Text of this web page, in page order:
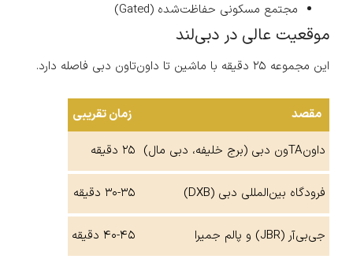
مجتمع مسکونی حفاظت‌شده (Gated)
موقعیت عالی در دبی‌لند
این مجموعه ۲۵ دقیقه با ماشین تا داون‌تاون دبی فاصله دارد.
مقصد
زمان تقریبی
داون‌TAون دبی (برج خلیفه، دبی مال)
۲۵ دقیقه
فرودگاه بین‌المللی دبی (DXB) ۳۰-۳۵ دقیقه
جی‌بی‌آر (JBR) و پالم جمیرا ۴۰-۴۵ دقیقه